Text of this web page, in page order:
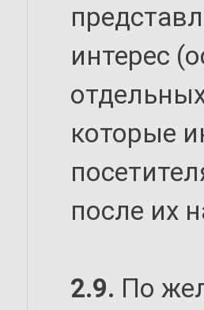
интерес
которые
после их
2.9. По